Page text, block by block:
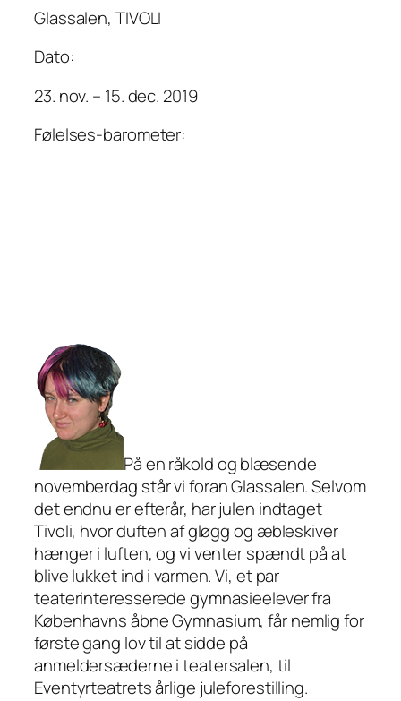
Glassalen, TIVOLI
Dato:
23. nov. – 15. dec. 2019
Følelses-barometer:
På en råkold og blæsende
novemberdag står vi foran Glassalen. Selvom
det endnu er efterår, har julen indtaget
Tivoli, hvor duften af gløgg og æbleskiver
hænger i luften, og vi venter spændt på at
blive lukket ind i varmen. Vi, et par
teaterinteresserede gymnasieelever fra
Københavns åbne Gymnasium, får nemlig for
første gang lov til at sidde på
anmeldersæderne i teatersalen, til
Eventyrteatrets årlige juleforestilling.